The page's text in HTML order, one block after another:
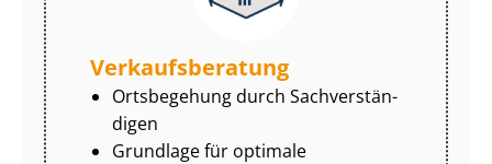
Ver­kaufs­be­ra­tung
Ortsbegehung durch Sach­ver­stän­
di­gen
Grundlage für optimale